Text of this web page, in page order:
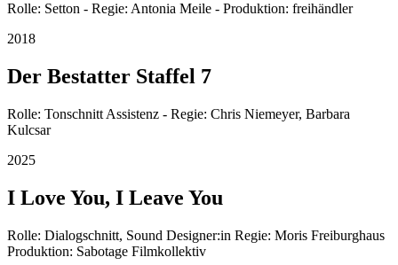
Rolle: Setton - Regie: Antonia Meile - Produktion: freihändler
2018
Der Bestatter Staffel 7
Rolle: Tonschnitt Assistenz - Regie: Chris Niemeyer, Barbara
Kulcsar
2025
I Love You, I Leave You
Rolle: Dialogschnitt, Sound Designer:in Regie: Moris Freiburghaus
Produktion: Sabotage Filmkollektiv